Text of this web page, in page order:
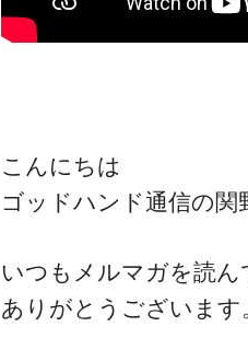
こんにちは
ゴッドハンド通信の関
いつもメルマガを読ん
ありがとうございます